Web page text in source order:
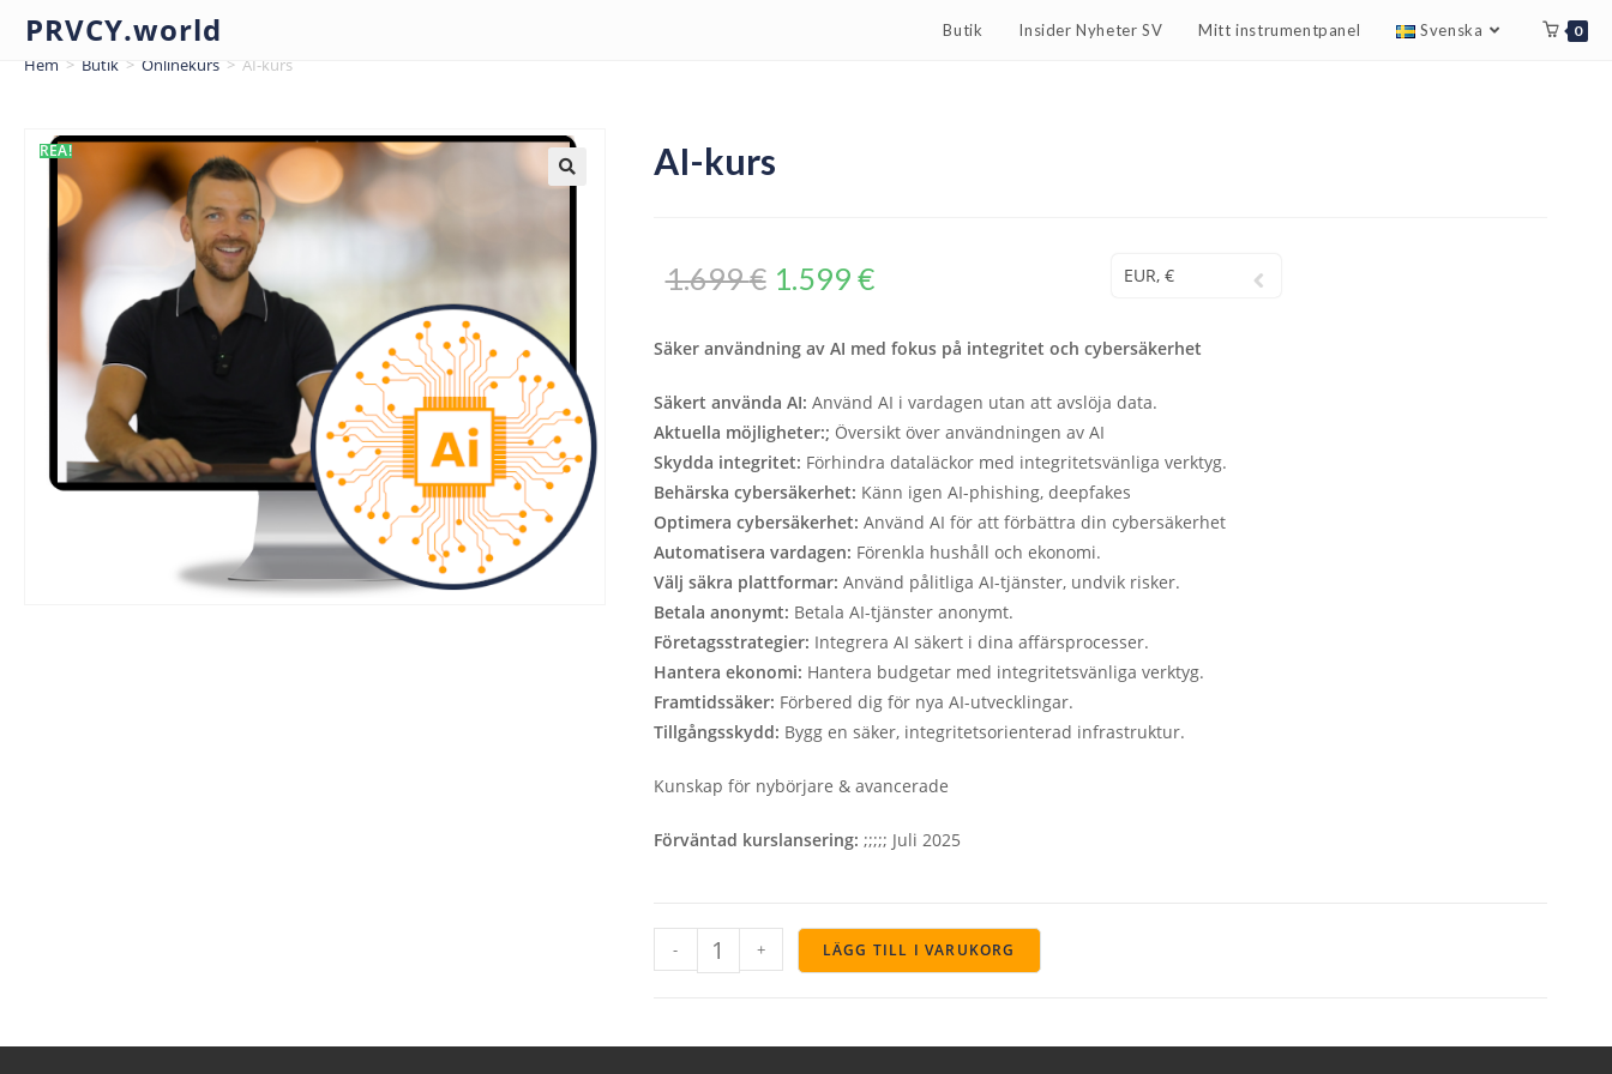
PRVCY.world Butik Insider Nyheter SV Mitt instrumentpanel Svenska 0
Hem > Butik > Onlinekurs > AI-kurs
REA! AI-kurs
1.699€ 1.599 € EUR, €
Säker användning av AI med fokus på integritet och cybersäkerhet
Säkert använda AI: Använd AI i vardagen utan att avslöja data.
Aktuella möjligheter:; Översikt över användningen av AI
Skydda integritet: Förhindra dataläckor med integritetsvänliga verktyg.
Behärska cybersäkerhet: Känn igen AI-phishing, deepfakes
Optimera cybersäkerhet: Använd AI för att förbättra din cybersäkerhet
Automatisera vardagen: Förenkla hushåll och ekonomi.
Välj säkra plattformar: Använd pålitliga AI-tjänster, undvik risker.
Betala anonymt: Betala AI-tjänster anonymt.
Företagsstrategier: Integrera AI säkert i dina affärsprocesser.
Hantera ekonomi: Hantera budgetar med integritetsvänliga verktyg.
Framtidssäker: Förbered dig för nya AI-utvecklingar.
Tillgångsskydd: Bygg en säker, integritetsorienterad infrastruktur.
Kunskap för nybörjare & avancerade
Förväntad kurslansering: ;;;;; Juli 2025
- + LÄGG TILL I VARUKORG